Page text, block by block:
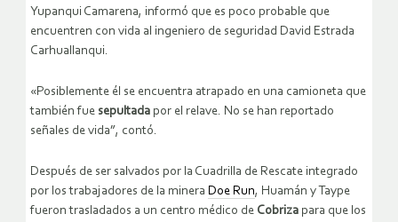
Yupanqui Camarena, informó que es poco probable que
encuentren con vida al ingeniero de seguridad David Estrada
Carhuallanqui.
«Posiblemente él se encuentra atrapado en una camioneta que
también fue sepultada por el relave. No se han reportado
señales de vida”, contó.
Después de ser salvados por la Cuadrilla de Rescate integrado
por los trabajadores de la minera Doe Run, Huamán y Taype
fueron trasladados a un centro médico de Cobriza para que los